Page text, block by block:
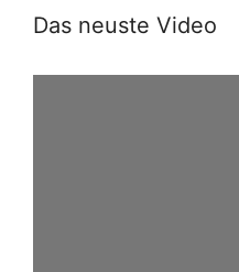
Das neuste Video